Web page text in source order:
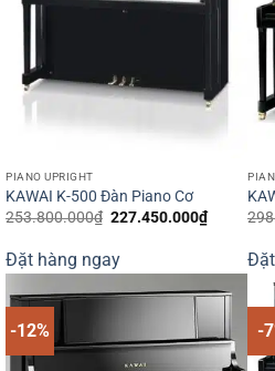
PIANO UPRIGHT
KAWAI K-500 Đàn Piano Cơ
253.800.000₫ Giá
253.800.000₫.
227.450.000₫Giá
hiện
Đặt hàng ngay
-12% -